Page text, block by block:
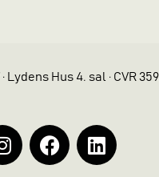
Lydens Hus 4. sal · CVR